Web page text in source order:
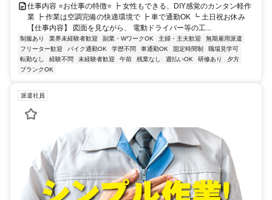
仕事内容 ⭐️お仕事の特徴⭐️ ┣ 女性もできる、DIY感覚のカンタン軽作
業 ┣ 作業は空調完備の快適環境で ┣ 車で通勤OK ┗ 土日祝お休み
【仕事内容】 図面を見ながら、 電動ドライバー等の工...
制服あり 業界未経験者歓迎 副業・WワークOK 主婦・主夫歓迎
無期雇用派遣
フリーター歓迎
バイク通勤OK 学歴不問 車通勤OK 固定時間制
職場見学可
転勤なし
経験不問 未経験者歓迎 午前 残業なし 週払いOK 研修あり
夕方
ブランクOK
派遣社員